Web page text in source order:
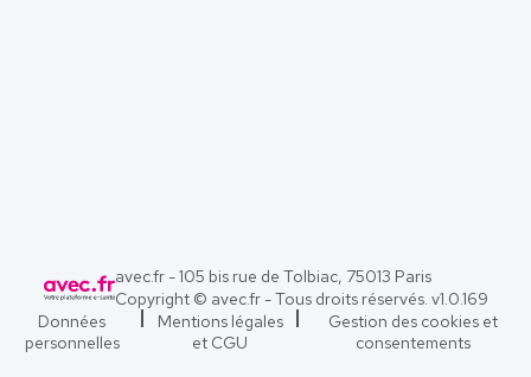
avec.fr - 105 bis rue de Tolbiac, 75013 Paris
Copyright © avec.fr - Tous droits réservés. v1.0.169
Données
personnelles
Mentions légales
et CGU
Gestion des cookies et
consentements